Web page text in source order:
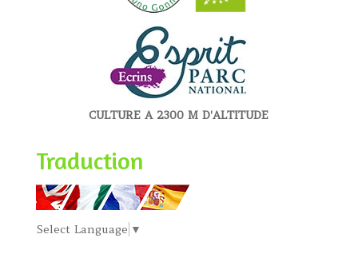
CULTURE A 2300 M D'ALTITUDE
Traduction
Select Language ▼